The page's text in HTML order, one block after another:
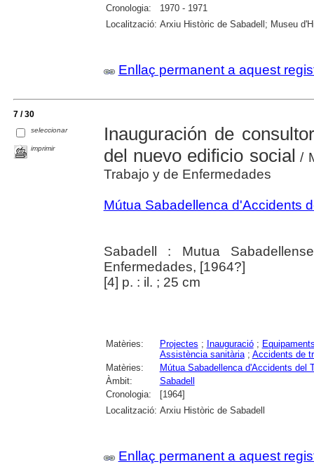
Cronologia:
1970 - 1971
Localització: Arxiu Històric de Sabadell; Museu
Enllaç permanent a aquest
7 / 30
seleccionar
imprimir
Inauguración de
del nuevo edificio social /
Trabajo y de Enfermedades
Mútua Sabadellenca d'Accidents
Sabadell : Mutua
Enfermedades, [1964?]
[4] p. : il. ; 25 cm
Matèries: Projectes ; Inauguració;
Assistència sanitària; Accidents de
Matèries:
Mútua Sabadellenca d'Accidents del
Àmbit:
Sabadell
Cronologia:
[1964]
Localització: Arxiu Històric de Sabadell
Enllaç permanent a aquest